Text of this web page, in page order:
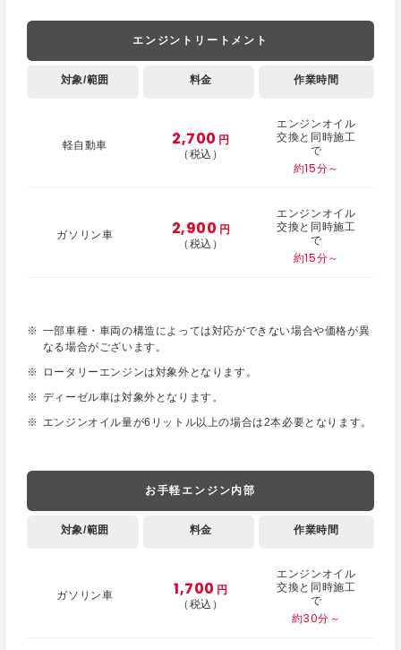
エンジントリートメント
対象/範囲 料金 作業時間
軽自動車 2,700 円
（税込）
エンジンオイル
交換と同時施工
で
約15分～
ガソリン車 2,900 円
（税込）
エンジンオイル
交換と同時施工
で
約15分～
一部車種・車両の構造によっては対応ができない場合や価格が異
なる場合がございます。
ロータリーエンジンは対象外となります。
ディーゼル車は対象外となります。
エンジンオイル量が6リットル以上の場合は2本必要となります。
お手軽エンジン内部
対象/範囲 料金 作業時間
ガソリン車 1,700 円
（税込）
エンジンオイル
交換と同時施工
で
約30分～